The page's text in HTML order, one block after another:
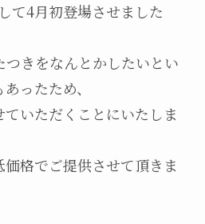
て4月初登場させました
きをなんとかしたいとい
ったため、
いただくことにいたしま
格でご提供させて頂きま